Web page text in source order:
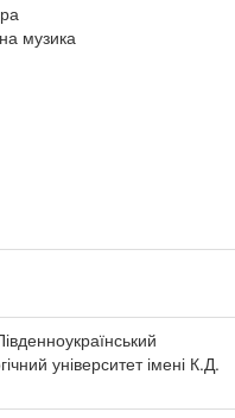
музика
університет імені К.Д.